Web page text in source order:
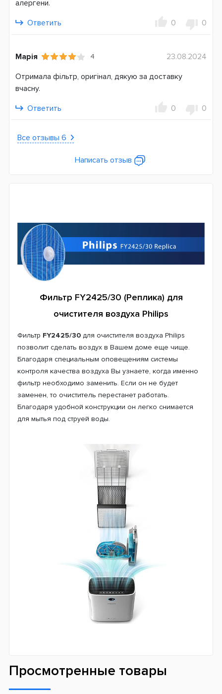
алергени.
Ответить
0 0
Марія 4
23.08.2024
Отримала фільтр, оригінал, дякую за доставку
вчасну.
Ответить
0 0
Все отзывы 6
Написать отзыв
Фильтр FY2425/30 (Реплика) для
очистителя воздуха Philips
Фильтр FY2425/30 для очистителя воздуха Philips
позволит сделать воздух в Вашем доме еще чище.
Благодаря специальным оповещениям системы
контроля качества воздуха Вы узнаете, когда именно
фильтр необходимо заменить. Если он не будет
заменен, то очиститель перестанет работать.
Благодаря удобной конструкции он легко снимается
для мытья под струей воды.
Просмотренные товары